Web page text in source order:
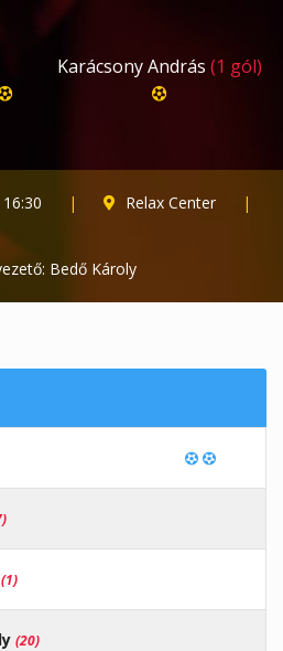
Karácsony András (1 gól)
| Relax Center |
Bedő Károly
(1)
(20)